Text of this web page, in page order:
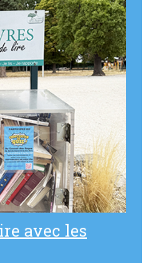
avec les